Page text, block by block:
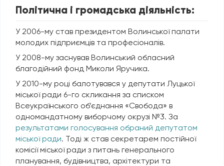
Політична і громадська діяльність:
У 2006-му став президентом Волинської палати
молодих підприємців та професіоналів.
У 2008-му заснував Волинський обласний
благодійний фонд Миколи Яручика.
У 2010-му році балотувався у депутати Луцької
міської ради 6-го скликання за списком
Всеукраїнського об’єднання «Свобода» в
одномандатному виборчому окрузі №3. За
результатами голосування обраний депутатом
міської ради. Тоді ж став секретарем постійної
комісії міської ради з питань генерального
планування, будівництва, архітектури та